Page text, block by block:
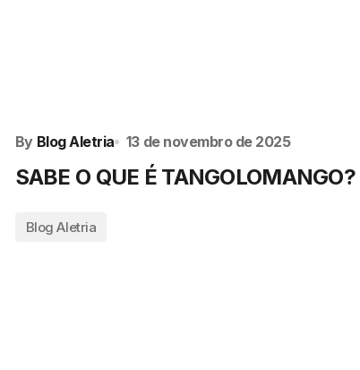
By Blog Aletria 13 de novembro de 2025
SABE O QUE É TANGOLOMANGO?
Blog Aletria